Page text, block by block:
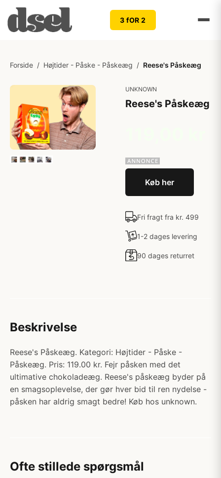
3 fOR 2
Forside / Højtider - Påske - Påskeæg / Reese's Påskeæg
UNKNOWN
Reese's Påskeæg
Køb her
Fri fragt fra kr. 499
1-2 dages levering
90 dages returret
Beskrivelse
Reese's Påskeæg. Kategori: Højtider - Påske -
Påskeæg. Pris: 119.00 kr. Fejr påsken med det
ultimative chokoladeæg. Reese's påskeæg byder på
en smagsoplevelse, der gør hver bid til ren nydelse -
påsken har aldrig smagt bedre! Køb hos unknown.
Ofte stillede spørgsmål